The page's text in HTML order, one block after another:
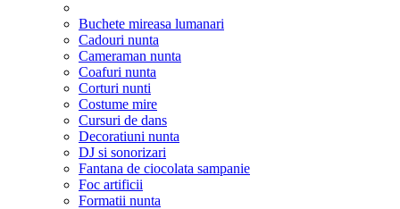
Buchete mireasa lumanari
Cadouri nunta
Cameraman nunta
Coafuri nunta
Corturi nunti
Costume mire
Cursuri de dans
Decoratiuni nunta
DJ si sonorizari
Fantana de ciocolata sampanie
Foc artificii
Formatii nunta